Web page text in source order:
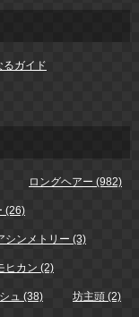
るガイド
ロングヘアー (982)
(26)
シンメトリー (3)
ヒカン (2)
ュ (38) 坊主頭 (2)